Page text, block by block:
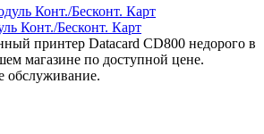
Конт./Бесконт. Карт
принтер Datacard CD800 недорого в
магазине по доступной цене.
обслуживание.